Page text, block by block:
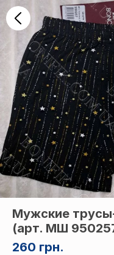
260 грн.
Мужские
(арт. МШ